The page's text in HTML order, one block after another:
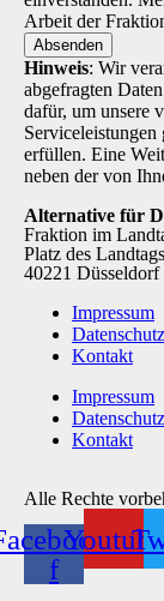
Arbeit der
Absenden
Hinweis: Wir
abgefragten
dafür, um unsere
erfüllen. Eine
neben der von
Alternative für
Fraktion im
Platz des
40221 Düsseldorf
Impressum
Datenschutz
Kontakt
Impressum
Datenschutz
Kontakt
Alle Rechte
f
Youtube